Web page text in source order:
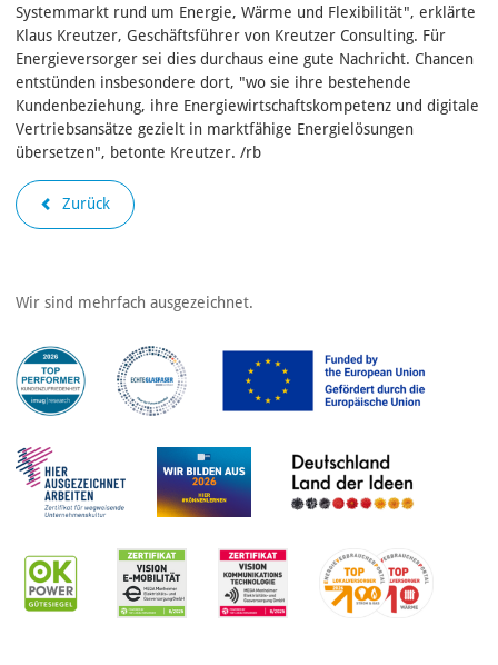
Systemmarkt rund um Energie, Wärme und Flexibilität", erklärte
Klaus Kreutzer, Geschäftsführer von Kreutzer Consulting. Für
Energieversorger sei dies durchaus eine gute Nachricht. Chancen
entstünden insbesondere dort, "wo sie ihre bestehende
Kundenbeziehung, ihre Energiewirtschaftskompetenz und digitale
Vertriebsansätze gezielt in marktfähige Energielösungen
übersetzen", betonte Kreutzer. /rb
Zurück
Wir sind mehrfach ausgezeichnet.